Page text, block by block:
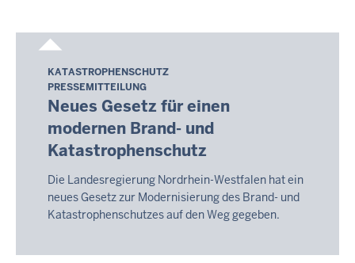
Samstag,
8.
August
2026
-
14:09
KATASTROPHENSCHUTZ
PRESSEMITTEILUNG
Neues Gesetz für einen
modernen Brand- und
Katastrophenschutz
Die Landesregierung Nordrhein-Westfalen hat ein
neues Gesetz zur Modernisierung des Brand- und
Katastrophenschutzes auf den Weg gegeben.